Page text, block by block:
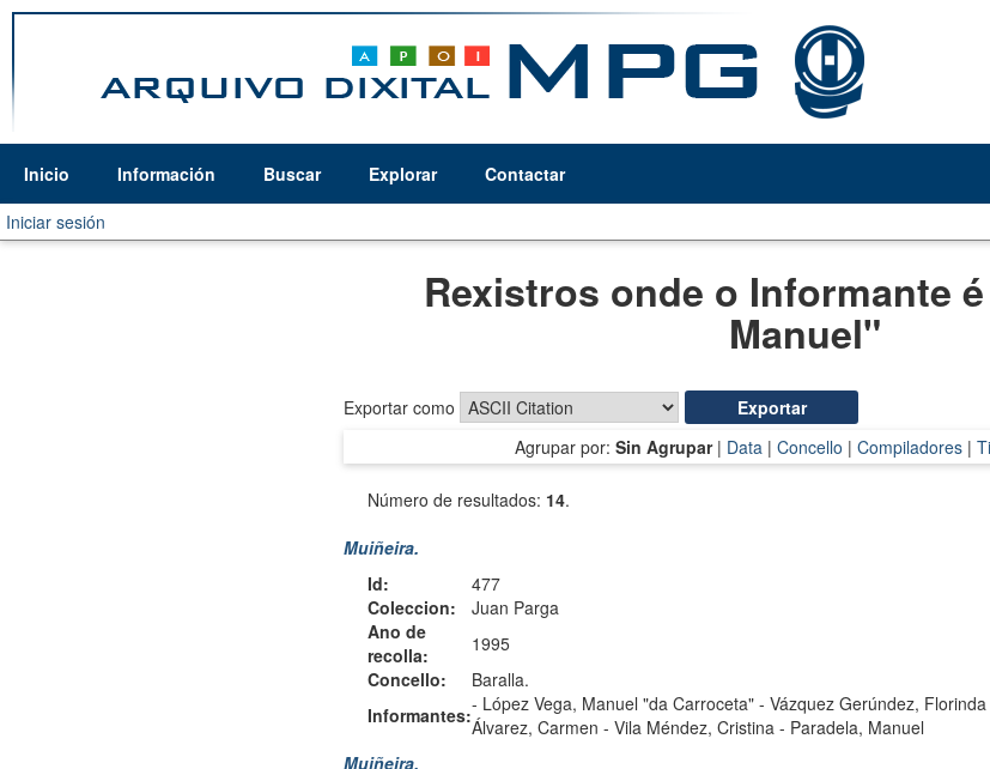
Inicio Información Buscar Explorar
Contactar
Iniciar sesión
Rexistros onde o Informante
Manuel"
Exportar como
Agrupar por: Sin Agrupar| Data| Concello | Compiladores|
Número de resultados: 14.
Muiñeira.
Id:
477
Coleccion:
Juan Parga
Ano de
recolla:
1995
Concello:
Baralla.
Informantes:- López Vega, Manuel "da Carroceta" - Vázquez Gerúndez, Florinda
Álvarez, Carmen - Vila Méndez, Cristina - Paradela, Manuel
Muiñeira.